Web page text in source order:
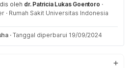
oleh dr. Patricia Lukas Goentoro ·
· Rumah Sakit Universitas Indonesia
· Tanggal diperbarui 19/09/2024